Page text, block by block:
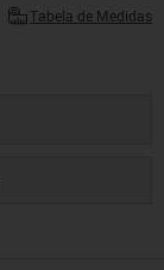
Tabela de Medidas